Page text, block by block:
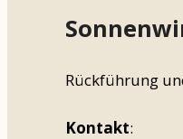
Rückführung
Kontakt: